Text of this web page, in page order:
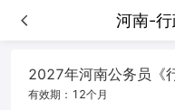
河南-
河南-申论
2027年河南公务员《
有效期： 12个月